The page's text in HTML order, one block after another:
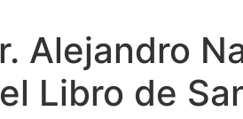
Alejandro
Libro de